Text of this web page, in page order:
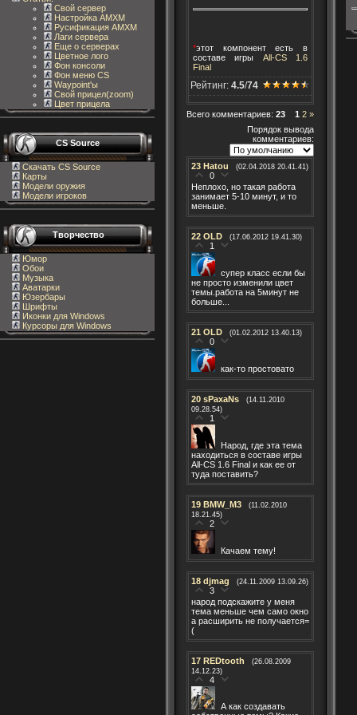
Свой сервер
Настройка AMXM
Русификация AMXM
Лаги сервера
Еще о серверах
Цветное лого
Фон консоли
Фон меню CS
Waypoint'ы
Свой прицел(zoom)
Цвет прицела
CS Source
Скачать CS Source
Карты
Модели оружия
Модели игроков
Творчество
Юмор
Обои
Музыка
Аватарки
Юзербары
Шрифты
Иконки для Windows
Курсоры для Windows
*этот компонент есть в
составе игры All-CS 1.6
Final
Рейтинг: 4.5/74
Всего комментариев: 23 1 2 »
Порядок вывода
комментариев:
23 Hatou (02.04.2018 20.41.41)
0
Неплохо, но такая работа
занимает 5-10 минут, и то
меньше.
22 OLD (17.06.2012 19.41.30)
1
супер класс если бы
не просто изменили цвет
темы.работа на 5минут не
больше...
21 OLD (01.02.2012 13.40.13)
0
как-то простовато
20 sPaxaNs
(14.11.2010
09.28.54)
1
Народ, где эта тема
находиться в составе игры
All-CS 1.6 Final и как ее от
туда поставить?
19 BMW_M3
(11.02.2010
18.21.45)
2
Качаем тему!
18 djmag (24.11.2009 13.09.26)
3
народ подскажите у меня
тема меньше чем само окно
а расширить не получается=
(
17 REDtooth
(26.08.2009
14.12.23)
4
А как создавать